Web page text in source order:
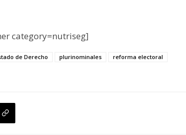
category=nutriseg]
de Derecho plurinominales
reforma electoral